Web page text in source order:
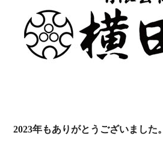
2023年もありがとうございました。